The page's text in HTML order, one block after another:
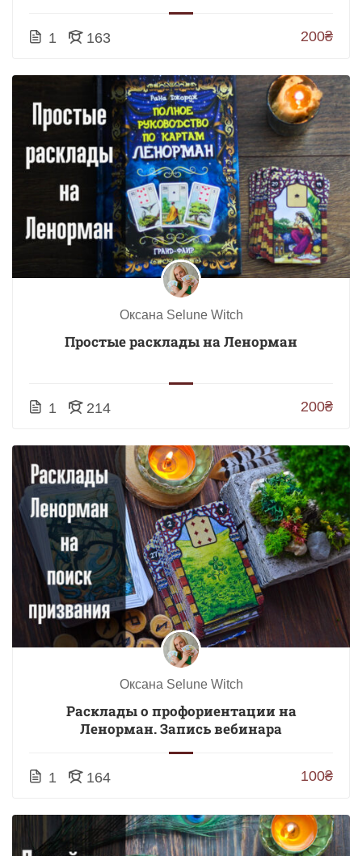
1 163 200₴
Оксана Selune Witch
Простые расклады на Ленорман
1 214 200₴
Оксана Selune Witch
Расклады о профориентации на
Ленорман. Запись вебинара
1 164 100₴